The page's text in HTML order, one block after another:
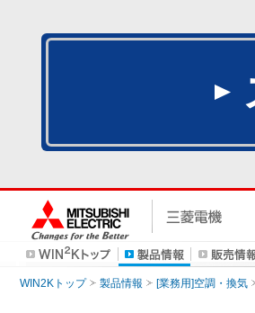
WIN2Kトップ 製品情報 [業務用]空調・換気